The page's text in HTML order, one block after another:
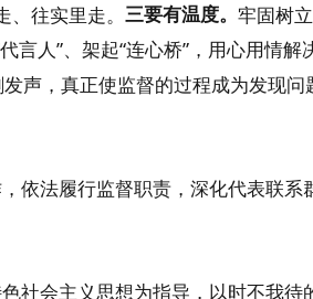
往实里走。 三要有温度。 牢固树
言人”、架起“连心桥”，用心用情解
声，真正使监督的过程成为发现问
依法履行监督职责，深化代表联系
社会主义思想为指导，以时不我待